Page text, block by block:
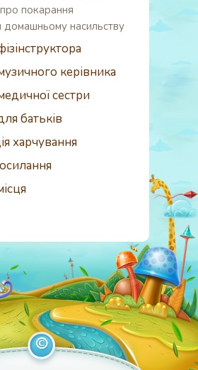
покарання
домашньому насильству
керівника
сестри
батьків
харчування